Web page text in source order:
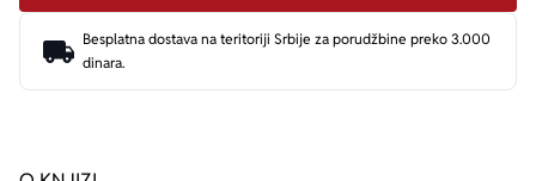
Besplatna dostava na teritoriji Srbije za porudžbine preko 3.000
dinara.